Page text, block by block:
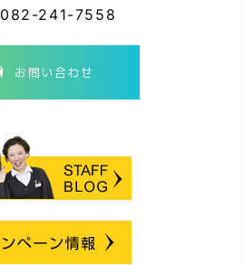
082-241-7558
お問い合わせ